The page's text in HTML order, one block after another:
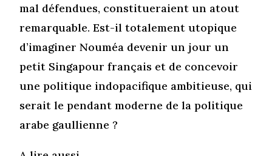
mal défendues, constitueraient un atout
remarquable. Est-il totalement utopique
d’imaginer Nouméa devenir un jour un
petit Singapour français et de concevoir
une politique indopacifique ambitieuse, qui
serait le pendant moderne de la politique
arabe gaullienne ?